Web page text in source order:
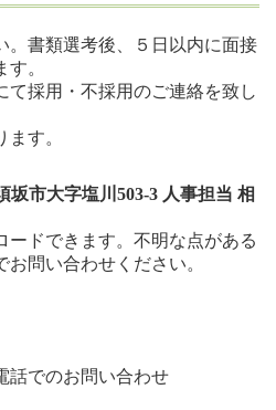
書類選考後、５日以内に面接
。
て採用・不採用のご連絡を致し
す。
坂市大字塩川503-3 人事担当 相
ードできます。不明な点がある
問い合わせください。
話でのお問い合わせ